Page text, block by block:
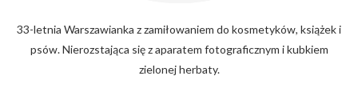
33-letnia Warszawianka z zamiłowaniem do kosmetyków, książek i
psów. Nierozstająca się z aparatem fotograficznym i kubkiem
zielonej herbaty.